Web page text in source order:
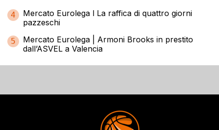
4
Mercato Eurolega l La raffica di quattro giorni
pazzeschi
5
Mercato Eurolega | Armoni Brooks in prestito
dall’ASVEL a Valencia